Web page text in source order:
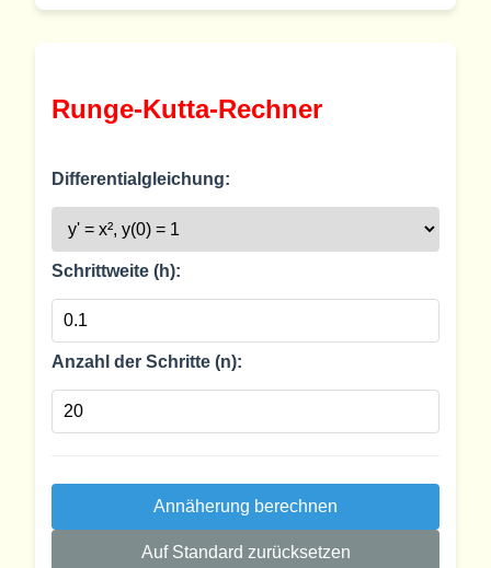
Runge-Kutta-Rechner
Differentialgleichung:
Schrittweite (h):
Anzahl der Schritte (n):
Annäherung berechnen
Auf Standard zurücksetzen